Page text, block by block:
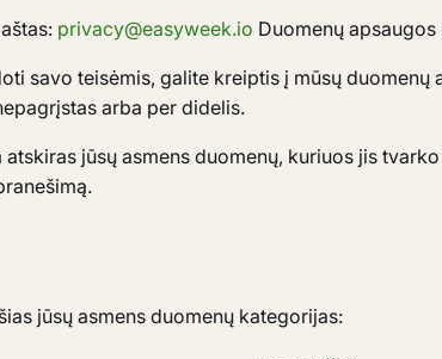
privacy@easyweek.io Duomenų
savo teisėmis, galite kreiptis į mūsų
arba per didelis.
jūsų asmens duomenų, kuriuos jis
jūsų asmens duomenų kategorijas: